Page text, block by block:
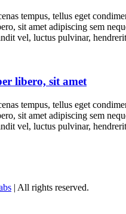
tempus, tellus eget
sit amet adipiscing sem
vel, luctus pulvinar,
libero, sit amet
tempus, tellus eget
sit amet adipiscing sem
vel, luctus pulvinar,
| All rights reserved.